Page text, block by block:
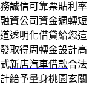
誠信可靠票貼利率
資公司資金週轉短
透明化借貸給您這
取得周轉金設計高
新店汽車借款合法
給予量身桃園 玄關